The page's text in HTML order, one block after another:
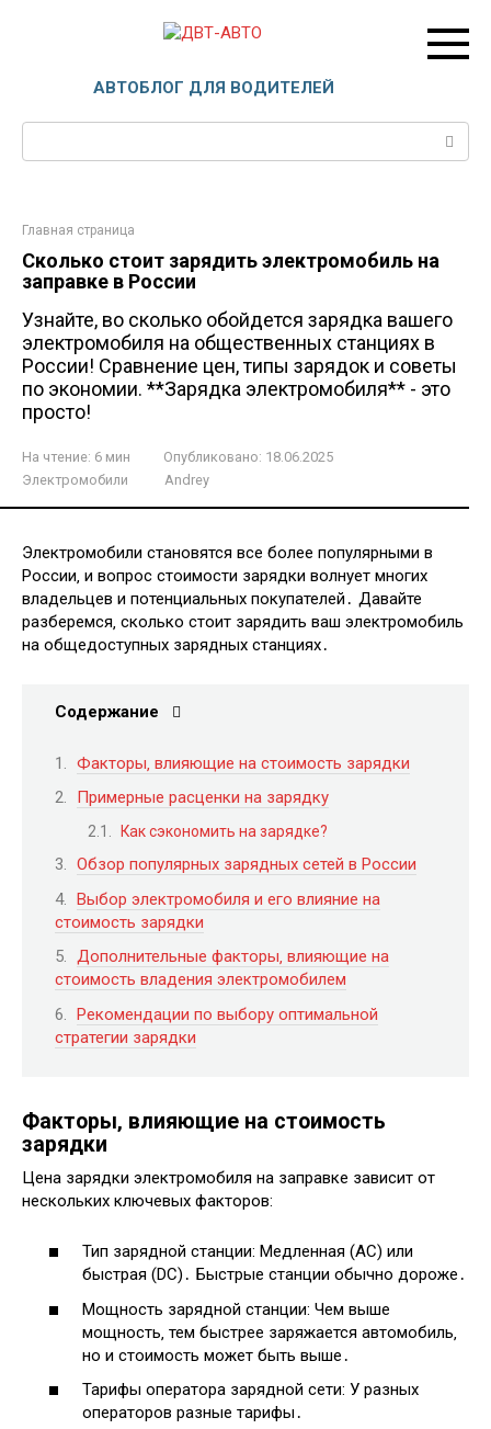
АВТОБЛОГ ДЛЯ ВОДИТЕЛЕЙ
Главная страница
Сколько стоит зарядить электромобиль на
заправке в России
Узнайте, во сколько обойдется зарядка вашего
электромобиля на общественных станциях в
России! Сравнение цен, типы зарядок и советы
по экономии. **Зарядка электромобиля** - это
просто!
На чтение: 6 мин Опубликовано: 18.06.2025
Электромобили
Andrey
Электромобили становятся все более популярными в
России‚ и вопрос стоимости зарядки волнует многих
владельцев и потенциальных покупателей․ Давайте
разберемся‚ сколько стоит зарядить ваш электромобиль
на общедоступных зарядных станциях․
Содержание
Факторы‚ влияющие на стоимость зарядки
Примерные расценки на зарядку
Как сэкономить на зарядке?
Обзор популярных зарядных сетей в России
Выбор электромобиля и его влияние на
стоимость зарядки
Дополнительные факторы‚ влияющие на
стоимость владения электромобилем
Рекомендации по выбору оптимальной
стратегии зарядки
Факторы‚ влияющие на стоимость
зарядки
Цена зарядки электромобиля на заправке зависит от
нескольких ключевых факторов:
Тип зарядной станции: Медленная (AC) или
быстрая (DC)․ Быстрые станции обычно дороже․
Мощность зарядной станции: Чем выше
мощность‚ тем быстрее заряжается автомобиль‚
но и стоимость может быть выше․
Тарифы оператора зарядной сети: У разных
операторов разные тарифы․